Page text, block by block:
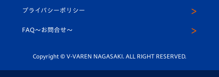
平和祈念活動
ホームタウン活動
スクール
公式LINE＠
プライバシーポリシー
FAQ〜お問合せ〜
Copyright © V-VAREN NAGASAKI. ALL RIGHT RESERVED.